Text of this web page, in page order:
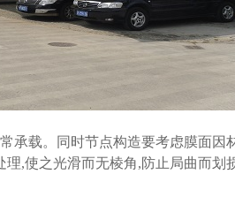
载。同时节点构造要考虑膜面因
,使之光滑而无棱角,防止局曲而划